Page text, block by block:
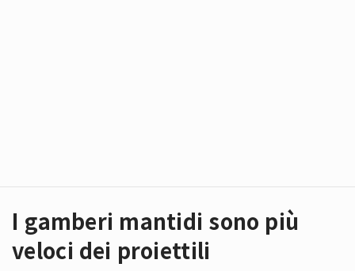
I gamberi mantidi sono più
veloci dei proiettili